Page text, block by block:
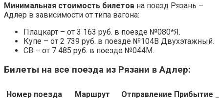
Минимальная стоимость билетов на поезд Рязань –
Адлер в зависимости от типа вагона:
Плацкарт – от 3 163 руб. в поезде №080*Я.
Купе – от 2 739 руб. в поезде №104В Двухэтажный.
СВ – от 7 485 руб. в поезде №044М.
Билеты на все поезда из Рязани в Адлер:
Номер поезда Маршрут Отправление Прибытие